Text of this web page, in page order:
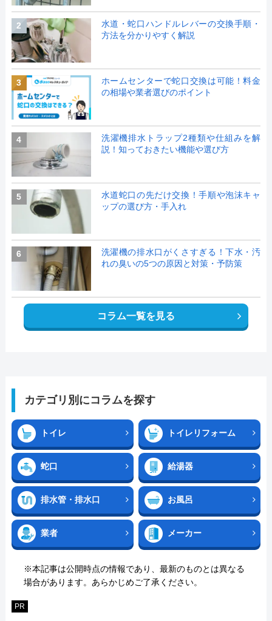
2
水道・蛇口ハンドルレバーの交換手順・
方法を分かりやすく解説
3
ホームセンターで蛇口交換は可能！料金
の相場や業者選びのポイント
4
洗濯機排水トラップ2種類や仕組みを解
説！知っておきたい機能や選び方
5
水道蛇口の先だけ交換！手順や泡沫キャ
ップの選び方・手入れ
6
洗濯機の排水口がくさすぎる！下水・汚
れの臭いの5つの原因と対策・予防策
コラム一覧を見る
カテゴリ別にコラムを探す
トイレ トイレリフォーム
蛇口 給湯器
排水管・排水口 お風呂
業者 メーカー
※本記事は公開時点の情報であり、最新のものとは異なる
場合があります。あらかじめご了承ください。
PR